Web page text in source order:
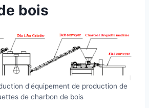
bois
d'équipement de production de
de charbon de bois